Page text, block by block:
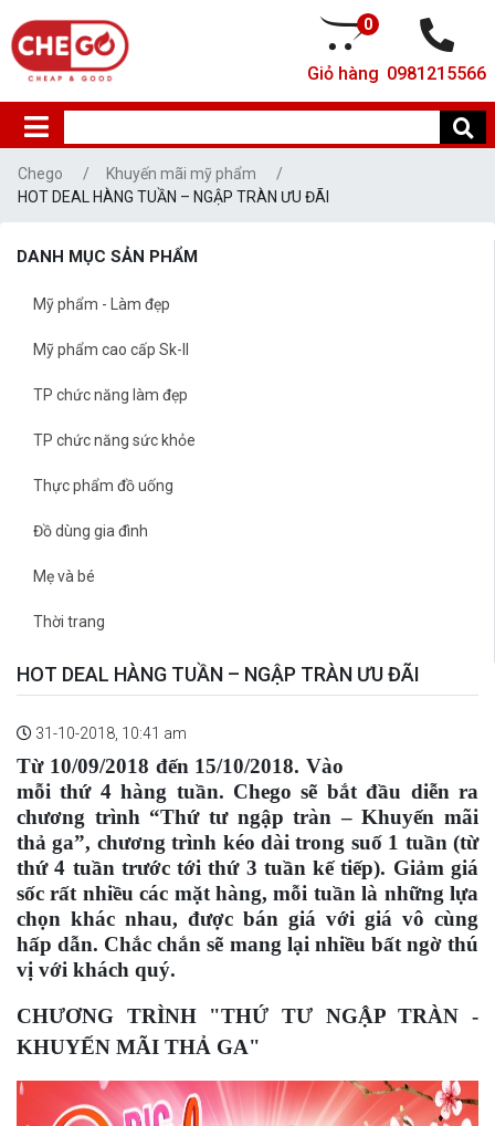
Giỏ hàng
0
0981215566
Chego
Khuyến mãi mỹ phẩm
HOT DEAL HÀNG TUẦN – NGẬP TRÀN ƯU ĐÃI
DANH MỤC SẢN PHẨM
Mỹ phẩm - Làm đẹp
Mỹ phẩm cao cấp Sk-II
TP chức năng làm đẹp
TP chức năng sức khỏe
Thực phẩm đồ uống
Đồ dùng gia đình
Mẹ và bé
Thời trang
HOT DEAL HÀNG TUẦN – NGẬP TRÀN ƯU ĐÃI
31-10-2018, 10:41 am
Từ 10/09/2018 đến 15/10/2018. Vào
mỗi thứ 4 hàng tuần. Chego sẽ bắt đầu diễn ra
chương trình “Thứ tư ngập tràn – Khuyến mãi
thả ga”, chương trình kéo dài trong suố 1 tuần (từ
thứ 4 tuần trước tới thứ 3 tuần kế tiếp). Giảm giá
sốc rất nhiều các mặt hàng, mỗi tuần là những lựa
chọn khác nhau, được bán giá với giá vô cùng
hấp dẫn. Chắc chắn sẽ mang lại nhiều bất ngờ thú
vị với khách quý.
CHƯƠNG TRÌNH "THỨ TƯ NGẬP TRÀN -
KHUYẾN MÃI THẢ GA"